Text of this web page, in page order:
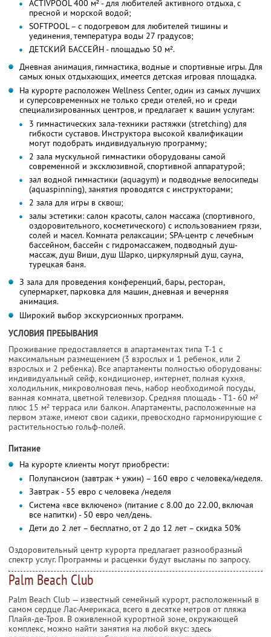
ACTIVPOOL 400 м² - для любителей активного отдыха, с
пресной и морской водой;
SOFTPOOL – с подогревом для любителей тишины и
уединения, температура воды 27 градусов;
ДЕТСКИЙ БАССЕЙН - площадью 50 м².
Дневная анимация, гимнастика, водные и спортивные игры. Для
самых юных отдыхающих, имеется детская игровая площадка.
На курорте расположен Wellness Center, один из самых лучших
и суперсовременных не только среди отелей, но и среди
специализированных центров, и предлагает к вашим услугам:
3 гимнастических зала-техники растяжки (stretching) для
гибкости суставов. Инструктора высокой квалификации
могут подобрать индивидуальную программу;
2 зала мускульной гимнастики оборудованы самой
современной и эксклюзивной, спортивной аппаратурой;
зал водной гимнастики (aquagym) и подводные велосипеды
(aquaspinning), занятия проводятся с инструкторами;
2 зала для игры в сквош;
залы эстетики: салон красоты, салон массажа (спортивного,
оздоровительного, косметического) с использованием грязи,
солей и масел. Комната релаксации; SPA-центр с лечебным
бассейном, бассейн с гидромассажем, подводный душ-
массаж, душ Виши, душ Шарко, циркулярный душ, сауна,
турецкая баня.
З зала для проведения конференций, бары, ресторан,
супермаркет, парковка для машин, дневная и вечерняя
анимация.
Широкий выбор экскурсионных программ.
УСЛОВИЯ ПРЕБЫВАНИЯ
Проживание предоставляется в апартаментах типа Т-1 с
максимальным размещением (3 взрослых и 1 ребенок, или 2
взрослых и 2 ребенка). Все апартаменты полностью оборудованы:
индивидуальный сейф, кондиционер, интернет, полная кухня,
холодильник, микроволновая печь, набор необходимой посуды,
ванная комната, цветной телевизор. Средняя площадь - Т1- 60 м²
плюс 15 м² терраса или балкон. Апартаменты, расположенные на
первом этаже, имеют свои садики, превосходно гармонирующие с
растительностью гольф-полей.
Питание
На курорте клиенты могут приобрести:
Полупансион (завтрак + ужин) – 160 евро с человека/неделя.
Завтрак - 55 евро с человека /неделя
Система «все включено» (питание с 8.00 до 22.00, включая
все напитки) - 50 евро чел/день.
Дети до 2 лет – бесплатно, от 2 до 12 лет – скидка 50%
Оздоровительный центр курорта предлагает разнообразный
спектр услуг. Программы и расценки будут высланы по запросу.
Palm Beach Club
Palm Beach Club — известный семейный курорт, расположенный в
самом сердце Лас-Америкаса, всего в десятке метров от пляжа
Плайя-де-Троя. В оживленной курортной зоне, окружающей
комплекс, можно найти занятия на любой вкус: здесь